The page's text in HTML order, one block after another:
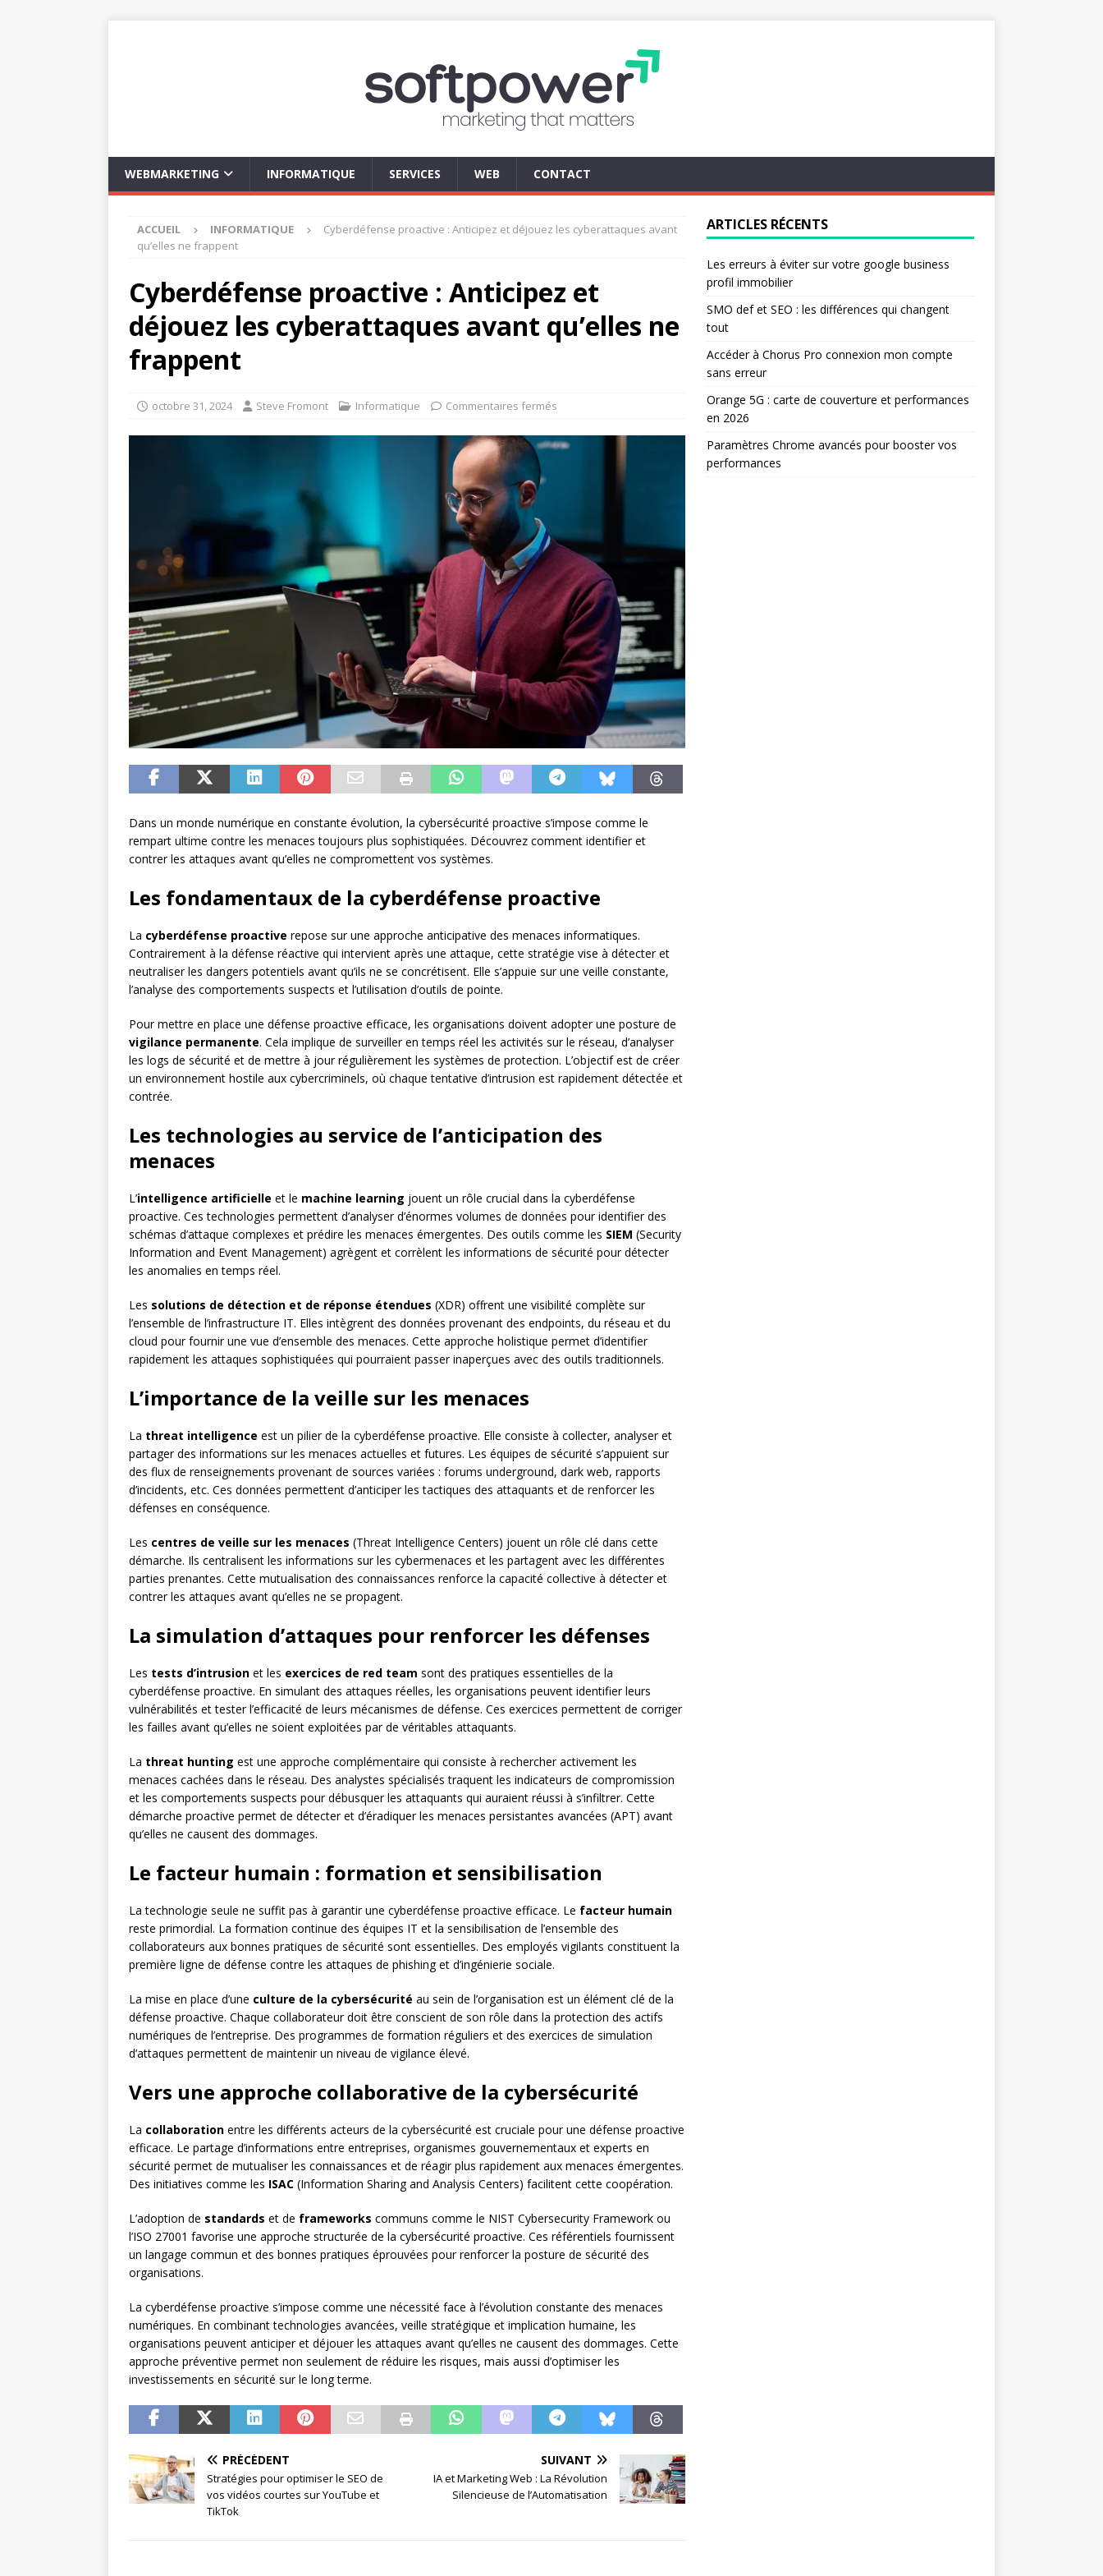
WEBMARKETING INFORMATIQUE SERVICES WEB CONTACT
ACCUEIL INFORMATIQUE
Cyberdéfense proactive : Anticipez et déjouez les cyberattaques avant
qu’elles ne frappent
Cyberdéfense proactive : Anticipez et
déjouez les cyberattaques avant qu’elles ne
frappent
octobre 31, 2024 Steve Fromont Informatique Commentaires fermés
Dans un monde numérique en constante évolution, la cybersécurité proactive s’impose comme le
rempart ultime contre les menaces toujours plus sophistiquées. Découvrez comment identifier et
contrer les attaques avant qu’elles ne compromettent vos systèmes.
Les fondamentaux de la cyberdéfense proactive
La cyberdéfense proactive repose sur une approche anticipative des menaces informatiques.
Contrairement à la défense réactive qui intervient après une attaque, cette stratégie vise à détecter et
neutraliser les dangers potentiels avant qu’ils ne se concrétisent. Elle s’appuie sur une veille constante,
l’analyse des comportements suspects et l’utilisation d’outils de pointe.
Pour mettre en place une défense proactive efficace, les organisations doivent adopter une posture de
vigilance permanente. Cela implique de surveiller en temps réel les activités sur le réseau, d’analyser
les logs de sécurité et de mettre à jour régulièrement les systèmes de protection. L’objectif est de créer
un environnement hostile aux cybercriminels, où chaque tentative d’intrusion est rapidement détectée et
contrée.
Les technologies au service de l’anticipation des
menaces
L’intelligence artificielle et le machine learning jouent un rôle crucial dans la cyberdéfense
proactive. Ces technologies permettent d’analyser d’énormes volumes de données pour identifier des
schémas d’attaque complexes et prédire les menaces émergentes. Des outils comme les SIEM (Security
Information and Event Management) agrègent et corrèlent les informations de sécurité pour détecter
les anomalies en temps réel.
Les solutions de détection et de réponse étendues (XDR) offrent une visibilité complète sur
l’ensemble de l’infrastructure IT. Elles intègrent des données provenant des endpoints, du réseau et du
cloud pour fournir une vue d’ensemble des menaces. Cette approche holistique permet d’identifier
rapidement les attaques sophistiquées qui pourraient passer inaperçues avec des outils traditionnels.
L’importance de la veille sur les menaces
La threat intelligence est un pilier de la cyberdéfense proactive. Elle consiste à collecter, analyser et
partager des informations sur les menaces actuelles et futures. Les équipes de sécurité s’appuient sur
des flux de renseignements provenant de sources variées : forums underground, dark web, rapports
d’incidents, etc. Ces données permettent d’anticiper les tactiques des attaquants et de renforcer les
défenses en conséquence.
Les centres de veille sur les menaces (Threat Intelligence Centers) jouent un rôle clé dans cette
démarche. Ils centralisent les informations sur les cybermenaces et les partagent avec les différentes
parties prenantes. Cette mutualisation des connaissances renforce la capacité collective à détecter et
contrer les attaques avant qu’elles ne se propagent.
La simulation d’attaques pour renforcer les défenses
Les tests d’intrusion et les exercices de red team sont des pratiques essentielles de la
cyberdéfense proactive. En simulant des attaques réelles, les organisations peuvent identifier leurs
vulnérabilités et tester l’efficacité de leurs mécanismes de défense. Ces exercices permettent de corriger
les failles avant qu’elles ne soient exploitées par de véritables attaquants.
La threat hunting est une approche complémentaire qui consiste à rechercher activement les
menaces cachées dans le réseau. Des analystes spécialisés traquent les indicateurs de compromission
et les comportements suspects pour débusquer les attaquants qui auraient réussi à s’infiltrer. Cette
démarche proactive permet de détecter et d’éradiquer les menaces persistantes avancées (APT) avant
qu’elles ne causent des dommages.
Le facteur humain : formation et sensibilisation
La technologie seule ne suffit pas à garantir une cyberdéfense proactive efficace. Le facteur humain
reste primordial. La formation continue des équipes IT et la sensibilisation de l’ensemble des
collaborateurs aux bonnes pratiques de sécurité sont essentielles. Des employés vigilants constituent la
première ligne de défense contre les attaques de phishing et d’ingénierie sociale.
La mise en place d’une culture de la cybersécurité au sein de l’organisation est un élément clé de la
défense proactive. Chaque collaborateur doit être conscient de son rôle dans la protection des actifs
numériques de l’entreprise. Des programmes de formation réguliers et des exercices de simulation
d’attaques permettent de maintenir un niveau de vigilance élevé.
Vers une approche collaborative de la cybersécurité
La collaboration entre les différents acteurs de la cybersécurité est cruciale pour une défense proactive
efficace. Le partage d’informations entre entreprises, organismes gouvernementaux et experts en
sécurité permet de mutualiser les connaissances et de réagir plus rapidement aux menaces émergentes.
Des initiatives comme les ISAC (Information Sharing and Analysis Centers) facilitent cette coopération.
L’adoption de standards et de frameworks communs comme le NIST Cybersecurity Framework ou
l’ISO 27001 favorise une approche structurée de la cybersécurité proactive. Ces référentiels fournissent
un langage commun et des bonnes pratiques éprouvées pour renforcer la posture de sécurité des
organisations.
La cyberdéfense proactive s’impose comme une nécessité face à l’évolution constante des menaces
numériques. En combinant technologies avancées, veille stratégique et implication humaine, les
organisations peuvent anticiper et déjouer les attaques avant qu’elles ne causent des dommages. Cette
approche préventive permet non seulement de réduire les risques, mais aussi d’optimiser les
investissements en sécurité sur le long terme.
PRÉCÉDENT
Stratégies pour optimiser le SEO de
vos vidéos courtes sur YouTube et
TikTok
SUIVANT
IA et Marketing Web : La Révolution
Silencieuse de l’Automatisation
ARTICLES RÉCENTS
Les erreurs à éviter sur votre google business
profil immobilier
SMO def et SEO : les différences qui changent
tout
Accéder à Chorus Pro connexion mon compte
sans erreur
Orange 5G : carte de couverture et performances
en 2026
Paramètres Chrome avancés pour booster vos
performances